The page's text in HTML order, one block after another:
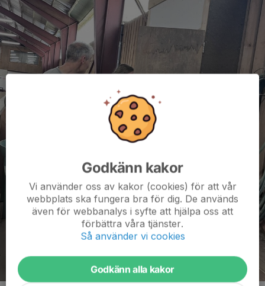
Godkänn kakor
Vi använder oss av kakor (cookies) för att vår
webbplats ska fungera bra för dig. De används
även för webbanalys i syfte att hjälpa oss att
förbättra våra tjänster.
Så använder vi cookies
Godkänn alla kakor